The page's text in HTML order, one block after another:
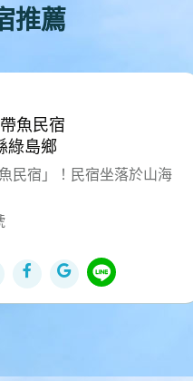
推薦
民宿
島鄉
宿」！民宿坐落於山海